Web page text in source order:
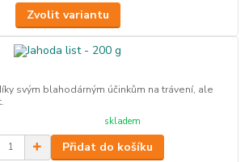
Zvolit variantu
svým blahodárným účinkům na trávení, ale
skladem
Přidat do košíku